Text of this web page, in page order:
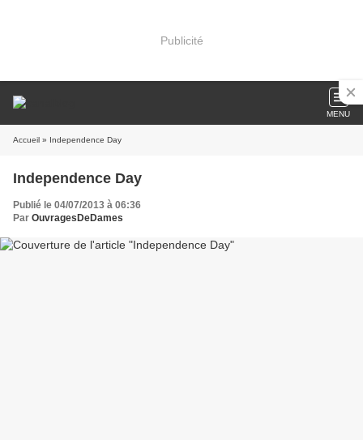
Publicité
MENU
Accueil » Independence Day
Independence Day
Publié le 04/07/2013 à 06:36
Par OuvragesDeDames